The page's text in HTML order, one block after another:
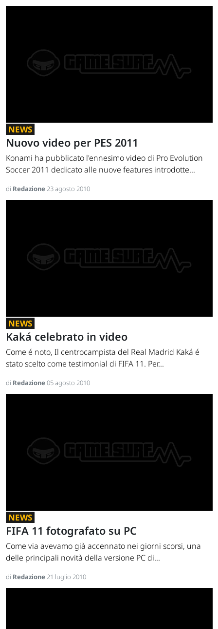
NEWS
Nuovo video per PES 2011
Konami ha pubblicato l'ennesimo video di Pro Evolution
Soccer 2011 dedicato alle nuove features introdotte...
di Redazione23 agosto 2010
NEWS
Kaká celebrato in video
Come é noto, Il centrocampista del Real Madrid Kaká é
stato scelto come testimonial di FIFA 11. Per...
di Redazione05 agosto 2010
NEWS
FIFA 11 fotografato su PC
Come via avevamo già accennato nei giorni scorsi, una
delle principali novità della versione PC di...
di Redazione21 luglio 2010